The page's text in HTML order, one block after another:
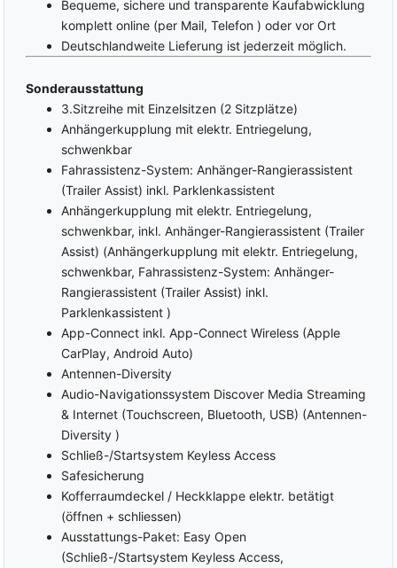
Keyless-Go
Coming-Home-Funktion
Leaving-Home-Funktion
verstellbar
Außenspiegel beheizbar
Außenspiegel elektrisch
anklappbar
Elektrische Fensterheber
vorne und hinten
Polsterstoff
Sitzheizung vorne
Beifahrersitz umklappbar
Vordersitze
höhenverstellbar
Lendenwirbelstütze Fahrer
und Beifahrer
(Kindersitzvorbereitung)
Rücksitzbank teilbar
Innenraumfilter
Chromleistenpaket
Multifunktionslenkrad
Lenkrad höhenverstellbar
Lenkradheizung
Klimaautomatik 3-Zonen
Handschuhfach gekühlt
Frontscheibe beheizbar
Gruppe Innenausstattung
MULTIMEDIA
Bordcomputer
Virtual/Digital Cockpit
Radio
Freisprecheinrichtung
Induktions-Ladestation
Bluetooth
USB Anschluss
Apple Car Play
Musikstreaming (integriert)
Touchscreen
MP3-Schnittstelle
Kommunikation
SAFETY
Bequeme, sichere und transparente Kaufabwicklung
komplett online (per Mail, Telefon ) oder vor Ort
Deutschlandweite Lieferung ist jederzeit möglich.
Sonderausstattung
3.Sitzreihe mit Einzelsitzen (2 Sitzplätze)
Anhängerkupplung mit elektr. Entriegelung,
schwenkbar
Fahrassistenz-System: Anhänger-Rangierassistent
(Trailer Assist) inkl. Parklenkassistent
Anhängerkupplung mit elektr. Entriegelung,
schwenkbar, inkl. Anhänger-Rangierassistent (Trailer
Assist) (Anhängerkupplung mit elektr. Entriegelung,
schwenkbar, Fahrassistenz-System: Anhänger-
Rangierassistent (Trailer Assist) inkl.
Parklenkassistent )
App-Connect inkl. App-Connect Wireless (Apple
CarPlay, Android Auto)
Antennen-Diversity
Audio-Navigationssystem Discover Media Streaming
& Internet (Touchscreen, Bluetooth, USB) (Antennen-
Diversity )
Schließ-/Startsystem Keyless Access
Safesicherung
Kofferraumdeckel / Heckklappe elektr. betätigt
(öffnen + schliessen)
Ausstattungs-Paket: Easy Open
(Schließ-/Startsystem Keyless Access,